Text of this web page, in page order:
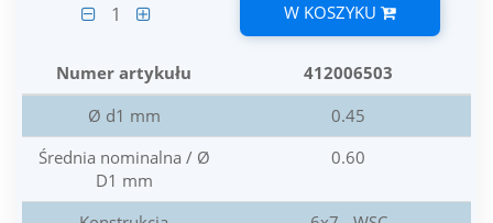
1 W KOSZYKU
Numer artykułu
412006503
Ø d1 mm
0.45
Średnia nominalna / Ø
D1 mm
0.60